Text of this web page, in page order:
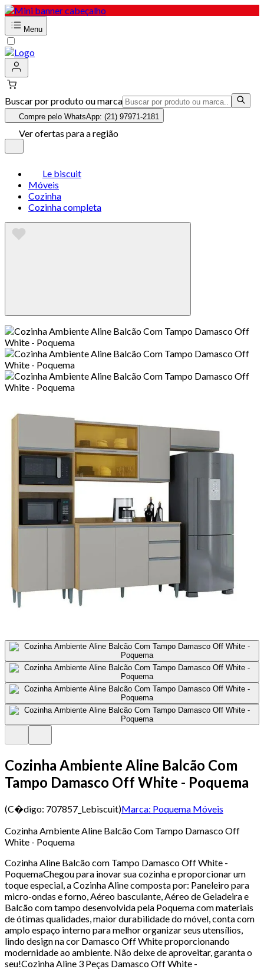
Menu
Buscar por produto ou marca
Compre pelo WhatsApp: (21) 97971-2181
Ver ofertas para a região
Le biscuit
Móveis
Cozinha
Cozinha completa
Cozinha Ambiente Aline Balcão Com
Tampo Damasco Off White - Poquema
(C�digo: 707857_Lebiscuit)Marca: Poquema Móveis
Cozinha Ambiente Aline Balcão Com Tampo Damasco Off
White - Poquema
Cozinha Aline Balcão com Tampo Damasco Off White -
PoquemaChegou para inovar sua cozinha e proporcionar um
toque especial, a Cozinha Aline composta por: Paneleiro para
micro-ondas e forno, Aéreo basculante, Aéreo de Geladeira e
Balcão com tampo desenvolvida pela Poquema com materiais
de ótimas qualidades, maior durabilidade do móvel, conta com
amplo espaço interno para melhor organizar seus utensílios,
lindo design na cor Damasco Off White proporcionando
modernidade ao ambiente. Não deixe de aproveitar, garanta o
seu!Cozinha Aline 3 Peças Damasco Off White -